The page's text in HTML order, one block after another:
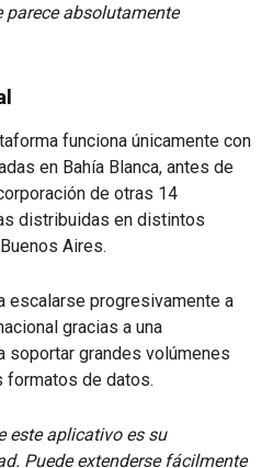
absolutamente
funciona únicamente con
en Bahía Blanca, antes de
de otras 14
distribuidas en distintos
Aires.
escalarse progresivamente a
gracias a una
soportar grandes volúmenes
formatos de datos.
este aplicativo es su
Puede extenderse fácilmente